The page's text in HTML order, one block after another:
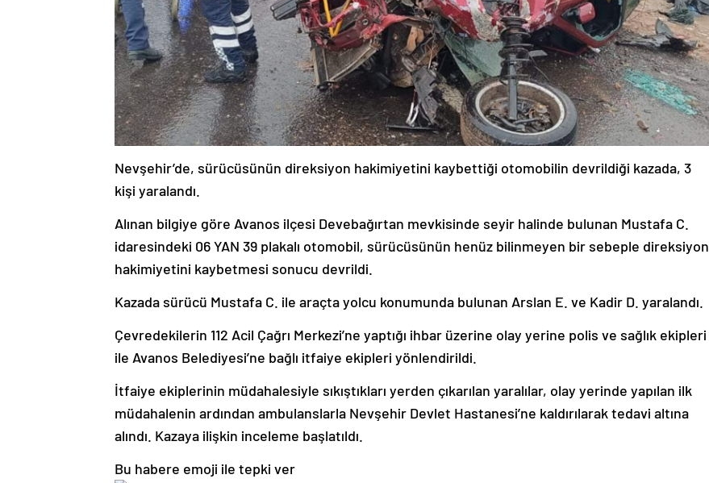
Nevşehir’de, sürücüsünün direksiyon hakimiyetini kaybettiği otomobilin devrildiği kazada, 3
kişi yaralandı.
Alınan bilgiye göre Avanos ilçesi Devebağırtan mevkisinde seyir halinde bulunan Mustafa C.
idaresindeki 06 YAN 39 plakalı otomobil, sürücüsünün henüz bilinmeyen bir sebeple direksiyon
hakimiyetini kaybetmesi sonucu devrildi.
Kazada sürücü Mustafa C. ile araçta yolcu konumunda bulunan Arslan E. ve Kadir D. yaralandı.
Çevredekilerin 112 Acil Çağrı Merkezi’ne yaptığı ihbar üzerine olay yerine polis ve sağlık ekipleri
ile Avanos Belediyesi’ne bağlı itfaiye ekipleri yönlendirildi.
İtfaiye ekiplerinin müdahalesiyle sıkıştıkları yerden çıkarılan yaralılar, olay yerinde yapılan ilk
müdahalenin ardından ambulanslarla Nevşehir Devlet Hastanesi’ne kaldırılarak tedavi altına
alındı. Kazaya ilişkin inceleme başlatıldı.
Bu habere emoji ile tepki ver